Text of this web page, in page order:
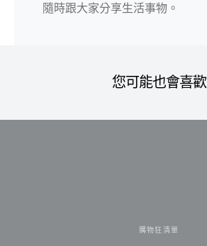
隨時跟大家分享生活事物。
您可能也會喜歡
購物狂清單